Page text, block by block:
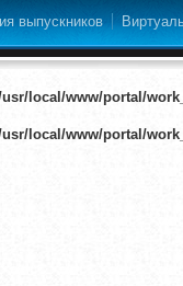
выпускников
local/www/portal/
local/www/portal/